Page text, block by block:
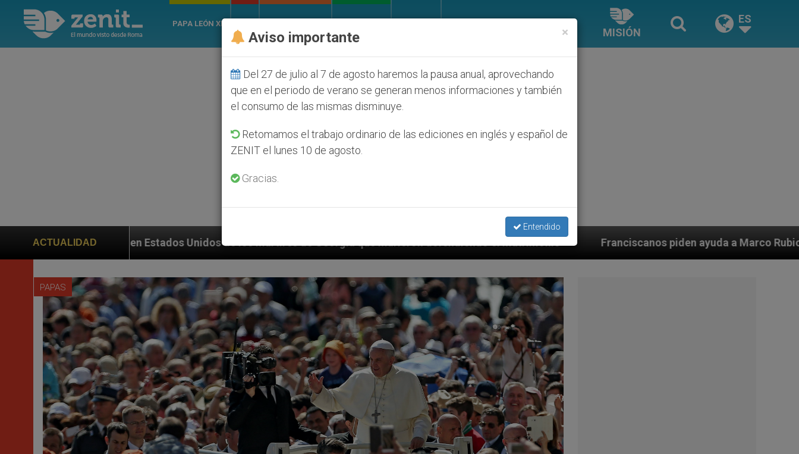
PAPA LEÓN XIV
MISIÓN
ES
ACTUALIDAD
Unidos de los mártires de Georgia que murieron defendiendo el matrimonio Franciscanos piden ayuda a Marco Rubio ante persecución de
PAPAS
×
Aviso importante
Del 27 de julio al 7 de agosto haremos la pausa anual, aprovechando
que en el periodo de verano se generan menos informaciones y también
el consumo de las mismas disminuye.
Retomamos el trabajo ordinario de las ediciones en inglés y español de
ZENIT el lunes 10 de agosto.
Gracias.
Entendido